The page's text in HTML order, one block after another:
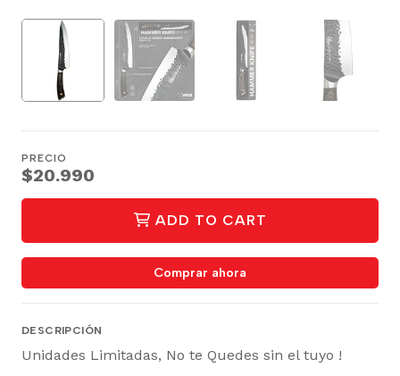
PRECIO
$20.990
ADD TO CART
Comprar ahora
DESCRIPCIÓN
Unidades Limitadas, No te Quedes sin el tuyo !